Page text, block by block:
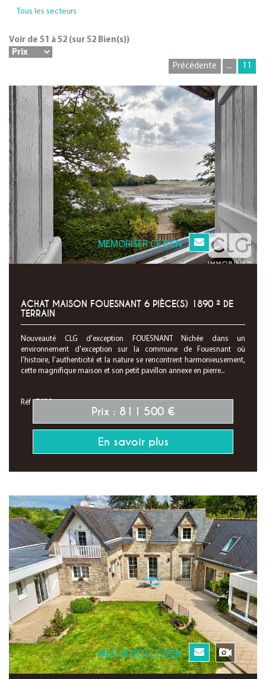
Tous les secteurs
Voir de 51 à 52 (sur 52 Bien(s))
Précédente ... 11
MEMORISER CE BIEN
ACHAT MAISON FOUESNANT 6 PIÈCE(S) 1890 ² DE
TERRAIN
Nouveauté CLG d'exception FOUESNANT Nichée dans un
environnement d'exception sur la commune de Fouesnant où
l'histoire, l'authenticité et la nature se rencontrent harmonieusement,
cette magnifique maison et son petit pavillon annexe en pierre...
Réf : 7630
Prix : 811 500 €
En savoir plus
MEMORISER CE BIEN